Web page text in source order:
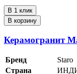
В 1 клик
В корзину
Керамогранит
Бренд
Staro
Страна